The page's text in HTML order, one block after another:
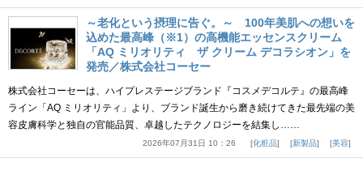
～老化という摂理に告ぐ。～ 100年美肌への想いを
込めた最高峰（※1）の高機能エッセンスクリーム
「AQ ミリオリティ ザ クリーム デコラシオン」を
発売／株式会社コーセー
株式会社コーセーは、ハイプレステージブランド『コスメデコルテ』の最高峰
ライン「AQ ミリオリティ」より、ブランド誕生から磨き続けてきた最先端の美
容皮膚科学と独自の官能品質、卓越したテクノロジーを結集し……
2026年07月31日 10：26 化粧品 新製品 美容